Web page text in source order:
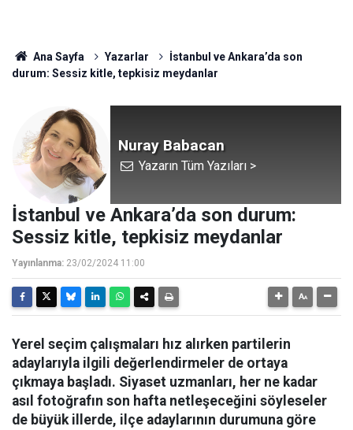
Ana Sayfa Yazarlar
İstanbul ve Ankara’da son
durum: Sessiz kitle, tepkisiz meydanlar
Nuray Babacan
Yazarın Tüm Yazıları >
İstanbul ve Ankara’da son durum:
Sessiz kitle, tepkisiz meydanlar
Yayınlanma: 23/02/2024 11:00
Yerel seçim çalışmaları hız alırken partilerin
adaylarıyla ilgili değerlendirmeler de ortaya
çıkmaya başladı. Siyaset uzmanları, her ne kadar
asıl fotoğrafın son hafta netleşeceğini söyleseler
de büyük illerde, ilçe adaylarının durumuna göre